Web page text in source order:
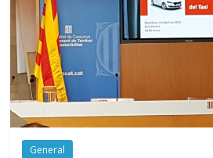
General